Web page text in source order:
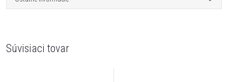
Súvisiaci tovar